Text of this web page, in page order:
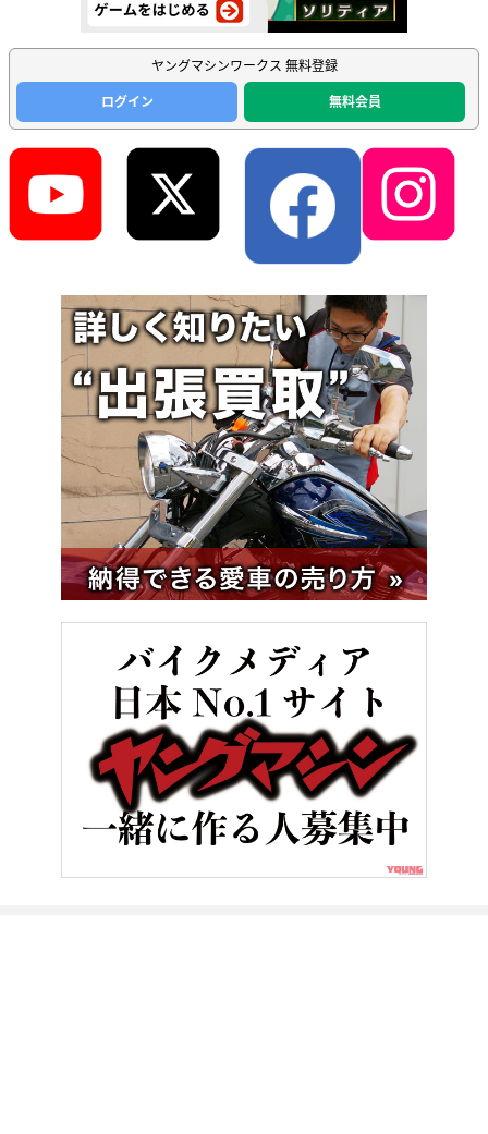
ヤングマシンワークス 無料登録
ログイン
無料会員